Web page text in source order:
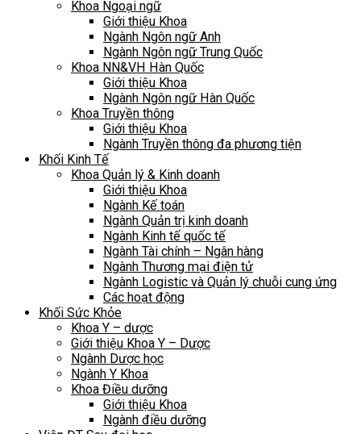
Khoa Ngoại ngữ
Giới thiệu Khoa
Ngành Ngôn ngữ Anh
Ngành Ngôn ngữ Trung Quốc
Khoa NN&VH Hàn Quốc
Giới thiệu Khoa
Ngành Ngôn ngữ Hàn Quốc
Khoa Truyền thông
Giới thiệu Khoa
Ngành Truyền thông đa phương tiện
Khối Kinh Tế
Khoa Quản lý & Kinh doanh
Giới thiệu Khoa
Ngành Kế toán
Ngành Quản trị kinh doanh
Ngành Kinh tế quốc tế
Ngành Tài chính – Ngân hàng
Ngành Thương mại điện tử
Ngành Logistic và Quản lý chuỗi cung ứng
Các hoạt động
Khối Sức Khỏe
Khoa Y – dược
Giới thiệu Khoa Y – Dược
Ngành Dược học
Ngành Y Khoa
Khoa Điều dưỡng
Giới thiệu Khoa
Ngành điều dưỡng